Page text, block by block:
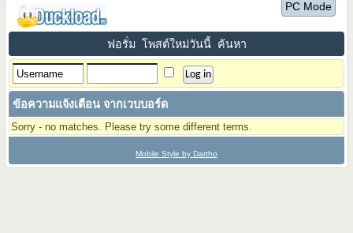
PC Mode
ฟอรั่ม โพสต์ใหม่วันนี้ ค้นหา
ข้อความแจ้งเตือน จากเวบบอร์ด
Sorry - no matches. Please try some different terms.
Mobile Style by Dartho